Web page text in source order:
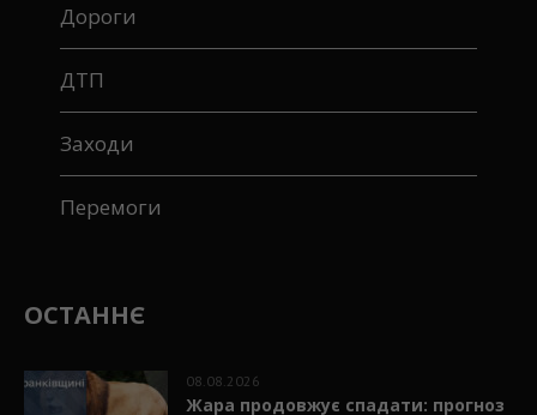
Дороги
ДТП
Заходи
Перемоги
ОСТАННЄ
08.08.2026
Жара продовжує спадати: прогноз